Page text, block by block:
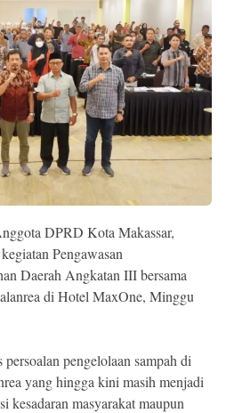
DPRD Kota Makassar,
Pengawasan
Daerah Angkatan III bersama
di Hotel MaxOne, Minggu
pengelolaan sampah di
yang hingga kini masih menjadi
kesadaran masyarakat maupun